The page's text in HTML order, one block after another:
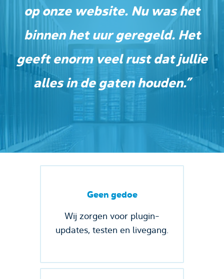
op onze website. Nu was het
binnen het uur geregeld. Het
geeft enorm veel rust dat jullie
alles in de gaten houden.”
Geen gedoe
Wij zorgen voor plugin-
updates, testen en livegang.